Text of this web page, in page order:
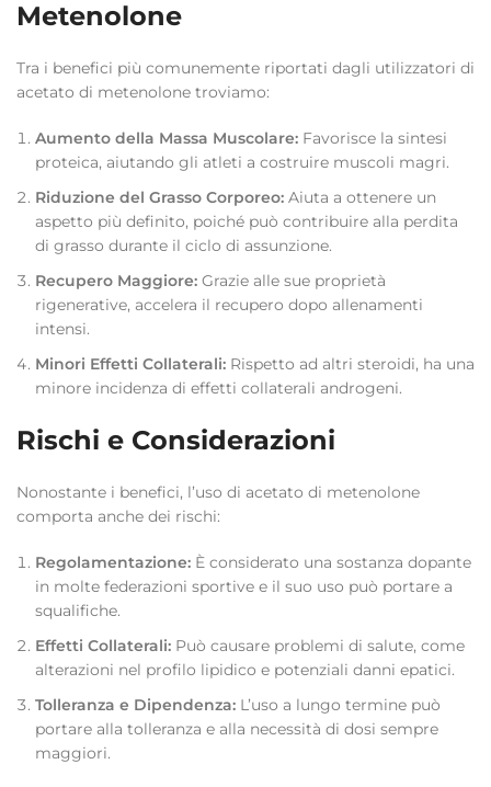
Metenolone
Tra i benefici più comunemente riportati dagli utilizzatori di
acetato di metenolone troviamo:
Aumento della Massa Muscolare: Favorisce la sintesi
proteica, aiutando gli atleti a costruire muscoli magri.
Riduzione del Grasso Corporeo: Aiuta a ottenere un
aspetto più definito, poiché può contribuire alla perdita
di grasso durante il ciclo di assunzione.
Recupero Maggiore: Grazie alle sue proprietà
rigenerative, accelera il recupero dopo allenamenti
intensi.
Minori Effetti Collaterali: Rispetto ad altri steroidi, ha una
minore incidenza di effetti collaterali androgeni.
Rischi e Considerazioni
Nonostante i benefici, l’uso di acetato di metenolone
comporta anche dei rischi:
Regolamentazione: È considerato una sostanza dopante
in molte federazioni sportive e il suo uso può portare a
squalifiche.
Effetti Collaterali: Può causare problemi di salute, come
alterazioni nel profilo lipidico e potenziali danni epatici.
Tolleranza e Dipendenza: L’uso a lungo termine può
portare alla tolleranza e alla necessità di dosi sempre
maggiori.